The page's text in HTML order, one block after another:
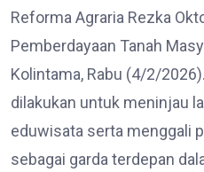
Reforma Agraria Rezka
Pemberdayaan Tanah
Kolintama, Rabu (4/2/
dilakukan untuk meninjau
eduwisata serta menggali
sebagai garda terdepan